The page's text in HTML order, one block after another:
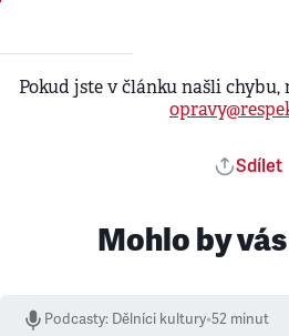
Pokud jste v článku našli
Sdílet
Mohlo by
Podcasty: Dělníci kultury•52 minut